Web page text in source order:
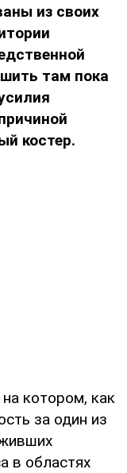
из своих
там пока
костер.
котором, как
за один из
в областях